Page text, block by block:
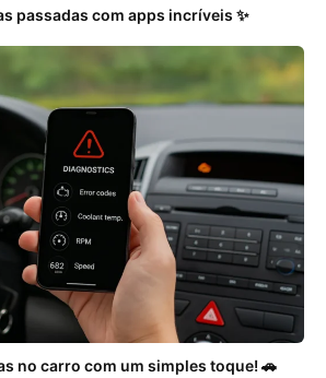
passadas com apps incríveis ✨
no carro com um simples toque! 🚗